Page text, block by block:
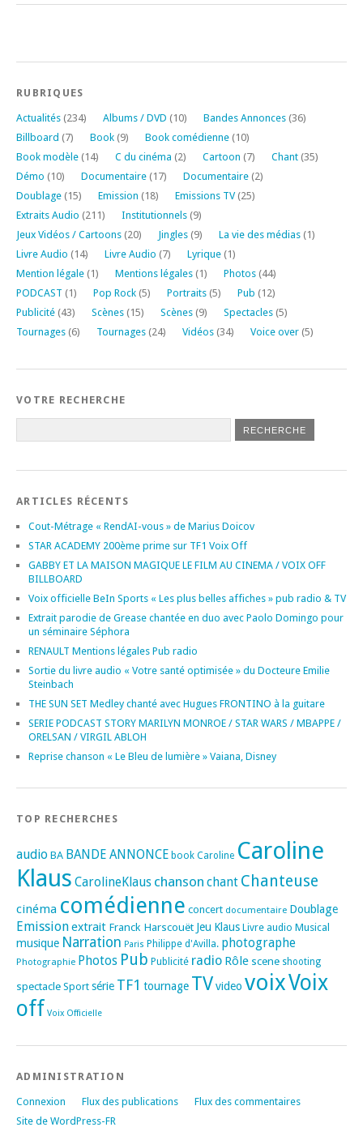
RUBRIQUES
Actualités (234) Albums / DVD (10) Bandes Annonces (36)
Billboard (7) Book (9) Book comédienne (10)
Book modèle (14) C du cinéma (2) Cartoon (7) Chant (35)
Démo (10) Documentaire (17) Documentaire (2)
Doublage (15) Emission (18) Emissions TV(25)
Extraits Audio (211) Institutionnels (9)
Jeux Vidéos / Cartoons (20) Jingles (9) La vie des médias (1)
Livre Audio (14) Livre Audio (7) Lyrique (1)
Mention légale (1) Mentions légales (1) Photos (44)
PODCAST (1) Pop Rock (5) Portraits (5) Pub (12)
Publicité (43) Scènes (15) Scènes (9) Spectacles (5)
Tournages (6) Tournages (24) Vidéos (34) Voice over (5)
VOTRE RECHERCHE
ARTICLES RÉCENTS
Cout-Métrage « RendAI-vous » de Marius Doicov
STAR ACADEMY 200ème prime sur TF1 Voix Off
GABBY ET LA MAISON MAGIQUE LE FILM AU CINEMA / VOIX OFF
BILLBOARD
Voix officielle BeIn Sports « Les plus belles affiches » pub radio & TV
Extrait parodie de Grease chantée en duo avec Paolo Domingo pour
un séminaire Séphora
RENAULT Mentions légales Pub radio
Sortie du livre audio « Votre santé optimisée » du Docteure Emilie
Steinbach
THE SUN SET Medley chanté avec Hugues FRONTINO à la guitare
SERIE PODCAST STORY MARILYN MONROE / STAR WARS / MBAPPE /
ORELSAN / VIRGIL ABLOH
Reprise chanson « Le Bleu de lumière » Vaiana, Disney
TOP RECHERCHES
audio BA BANDE ANNONCE book Caroline Caroline
Klaus CarolineKlaus chanson chant Chanteuse
cinéma comédienne concert documentaire Doublage
Emissionextrait Franck Harscouët Jeu Klaus Livre audio Musical
musique Narration Paris Philippe d'Avilla. photographe
Photographie Photos Pub Publicité radio Rôle scene shooting
spectacle Sport série TF1 tournage TVvideo voixVoix
off Voix Officielle
ADMINISTRATION
Connexion Flux des publications
Flux des commentaires
Site de WordPress-FR